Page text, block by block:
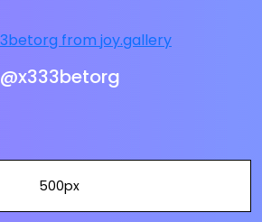
@x333betorg
500px